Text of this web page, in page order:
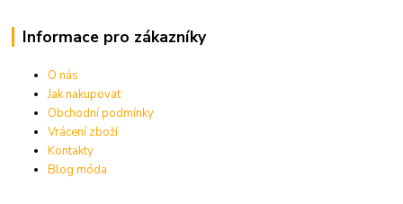
Informace pro zákazníky
O nás
Jak nakupovat
Obchodní podmínky
Vrácení zboží
Kontakty
Blog móda